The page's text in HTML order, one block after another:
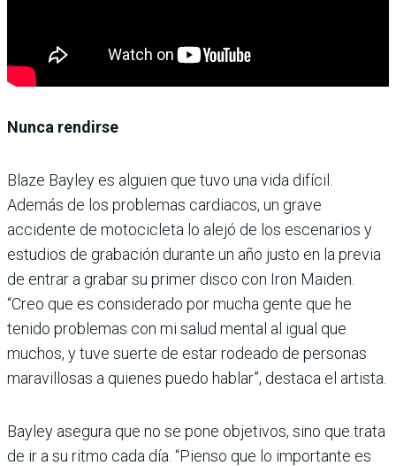
Nunca rendirse
Blaze Bayley es alguien que tuvo una vida difícil.
Además de los problemas cardiacos, un grave
accidente de motocicleta lo alejó de los escenarios y
estudios de grabación durante un año justo en la previa
de entrar a grabar su primer disco con Iron Maiden.
“Creo que es considerado por mucha gente que he
tenido problemas con mi salud mental al igual que
muchos, y tuve suerte de estar rodeado de personas
maravillosas a quienes puedo hablar”, destaca el artista.
Bayley asegura que no se pone objetivos, sino que trata
de ir a su ritmo cada día. “Pienso que lo importante es